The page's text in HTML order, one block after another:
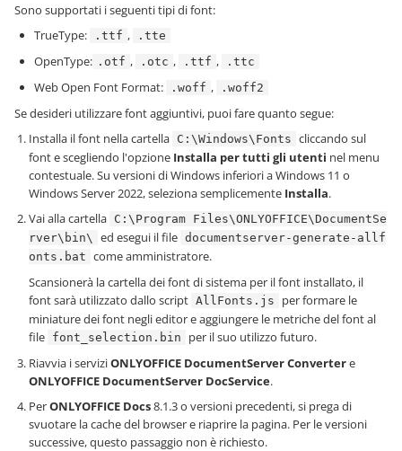
Sono supportati i seguenti tipi di font:
TrueType:
.ttf , .tte
OpenType: .otf , .otc , .ttf , .ttc
Web Open Font Format: .woff , .woff2
Se desideri utilizzare font aggiuntivi, puoi fare quanto segue:
Installa il font nella cartella C:\Windows\Fonts cliccando sul
font e scegliendo l'opzione Installa per tutti gli utenti nel menu
contestuale. Su versioni di Windows inferiori a Windows 11 o
Windows Server 2022, seleziona semplicemente Installa.
Vai alla cartella C:\Program Files\ONLYOFFICE\DocumentSe
rver\bin\
ed esegui il file documentserver-generate-allf
onts.bat come amministratore.
Scansionerà la cartella dei font di sistema per il font installato, il
font sarà utilizzato dallo script AllFonts.js
per formare le
miniature dei font negli editor e aggiungere le metriche del font al
file font_selection.bin
per il suo utilizzo futuro.
Riavvia i serviziONLYOFFICE DocumentServer Convertere
ONLYOFFICE DocumentServer DocService.
PerONLYOFFICE Docs8.1.3 o versioni precedenti, si prega di
svuotare la cache del browser e riaprire la pagina. Per le versioni
successive, questo passaggio non è richiesto.